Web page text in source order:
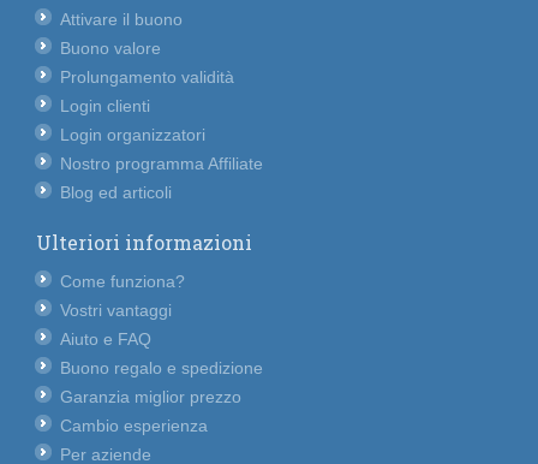
Attivare il buono
Buono valore
Prolungamento validità
Login clienti
Login organizzatori
Nostro programma Affiliate
Blog ed articoli
Ulteriori informazioni
Come funziona?
Vostri vantaggi
Aiuto e FAQ
Buono regalo e spedizione
Garanzia miglior prezzo
Cambio esperienza
Per aziende